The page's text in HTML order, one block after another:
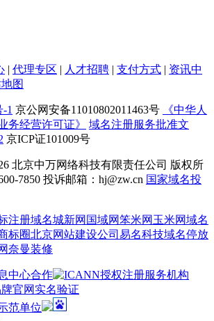
| 代理专区 | 人才招聘 | 支付方式 | 资讯中
图
1 京公网安备11010802011463号
《中华人
务经营许可证》
域名注册服务批准文
京ICP证101009号
北京中万网络科技有限责任公司 版权所
7850 投诉邮箱：hj@zw.cn 国家域名投
注册域名城新网 国域网笨米网 玉米网域名
标圈北京网站建设公司 易名科技域名停放
奈曼装修